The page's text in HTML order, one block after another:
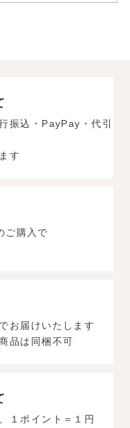
振込・PayPay・代引
す
ご購入で
お届けいたします
品は同梱不可
１ポイント＝１円